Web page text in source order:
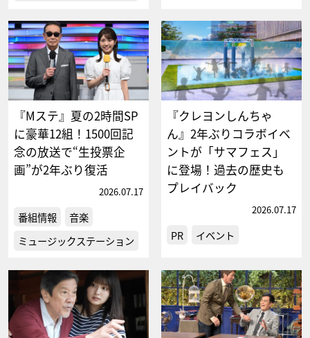
『Mステ』夏の2時間SP
に豪華12組！1500回記
念の放送で“生投票企
画”が2年ぶり復活
2026.07.17
番組情報
音楽
ミュージックステーション
『クレヨンしんちゃ
ん』2年ぶりコラボイベ
ントが「サマフェス」
に登場！過去の歴史も
プレイバック
2026.07.17
PR イベント